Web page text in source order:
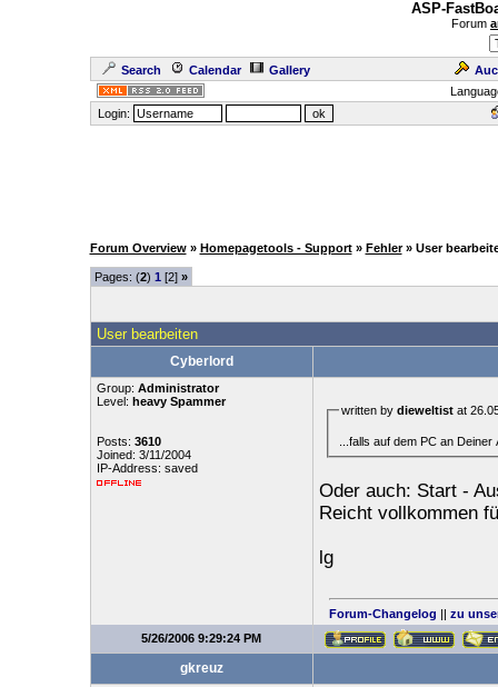
ASP-
Forum
Search Calendar Gallery
Login:
Forum Overview » Homepagetools - Support » Fehler » User
Pages: (2) 1 [2] »
User bearbeiten
Cyberlord
Group: Administrator
Level: heavy Spammer
Posts: 3610
Joined: 3/11/2004
IP-Address: saved
written by dieweltistat
...falls auf dem PC an
Oder auch: Start -
Reicht vollkommen
lg
Forum-Changelog || zu
5/26/2006 9:29:24 PM
gkreuz